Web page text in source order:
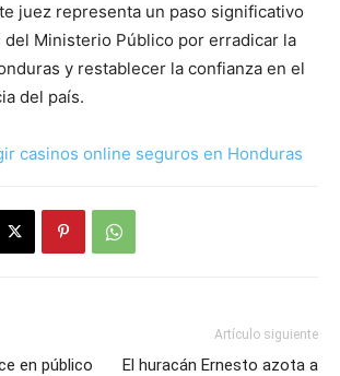
juez representa un paso significativo
Ministerio Público por erradicar la
y restablecer la confianza en el
del país.
casinos online seguros en Honduras
en público
Artículo siguiente
El huracán Ernesto azota a